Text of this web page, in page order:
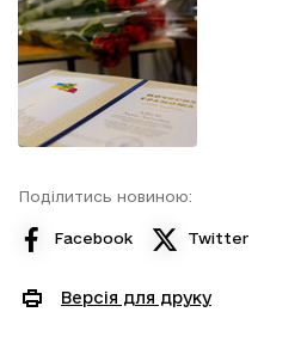
Поділитись новиною:
Facebook Twitter
Версія для друку